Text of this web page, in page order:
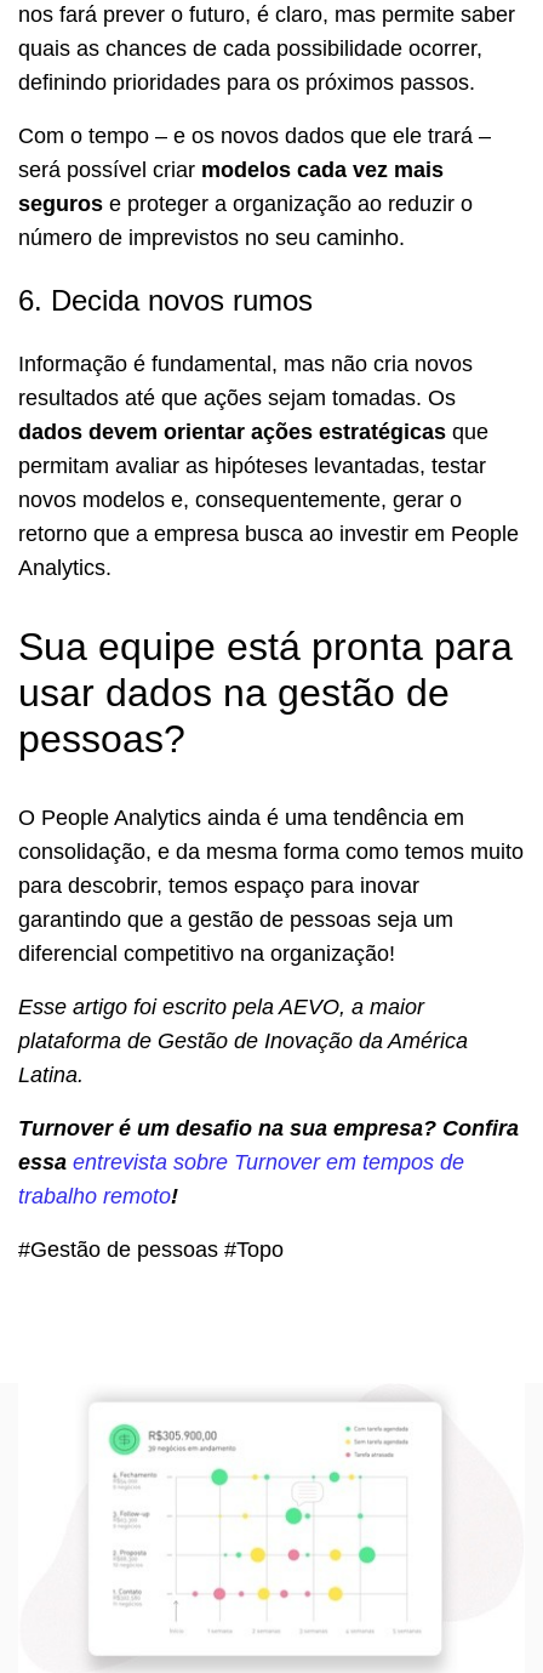
nos fará prever o futuro, é claro, mas permite saber
quais as chances de cada possibilidade ocorrer,
definindo prioridades para os próximos passos.
Com o tempo – e os novos dados que ele trará –
será possível criar modelos cada vez mais
seguros e proteger a organização ao reduzir o
número de imprevistos no seu caminho.
6. Decida novos rumos
Informação é fundamental, mas não cria novos
resultados até que ações sejam tomadas. Os
dados devem orientar ações estratégicas que
permitam avaliar as hipóteses levantadas, testar
novos modelos e, consequentemente, gerar o
retorno que a empresa busca ao investir em People
Analytics.
Sua equipe está pronta para
usar dados na gestão de
pessoas?
O People Analytics ainda é uma tendência em
consolidação, e da mesma forma como temos muito
para descobrir, temos espaço para inovar
garantindo que a gestão de pessoas seja um
diferencial competitivo na organização!
Esse artigo foi escrito pela AEVO, a maior
plataforma de Gestão de Inovação da América
Latina.
Turnover é um desafio na sua empresa? Confira
essa entrevista sobre Turnover em tempos de
trabalho remoto!
#Gestão de pessoas #Topo